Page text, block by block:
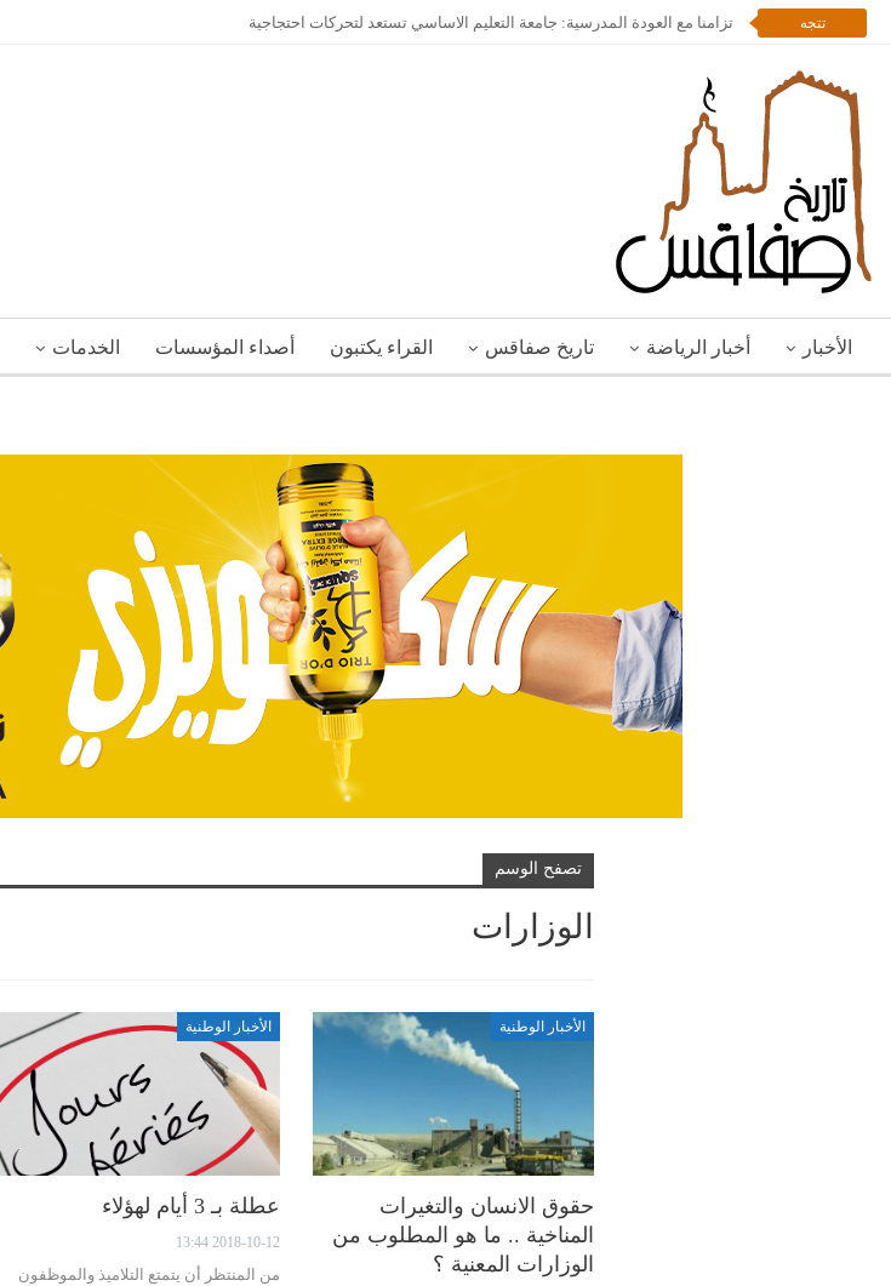
تتجه تزامنا مع العودة المدرسية: جامعة التعليم الاساسي تستعد لتحركات احتجاجية
الأخبار أخبار الرياضة تاريخ صفاقس القراء يكتبون أصداء المؤسسات الخدمات
تصفح الوسم
الوزارات
الأخبار الوطنية
حقوق الانسان والتغيرات
المناخية .. ما هو المطلوب من
الوزارات المعنية ؟
الأخبار الوطنية
عطلة بـ 3 أيام لهؤلاء
2018-10-12 13:44
من المنتظر أن يتمتع التلاميذ والموظفون